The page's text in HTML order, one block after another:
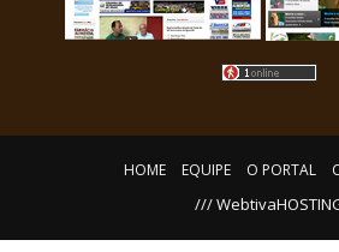
HOME EQUIPE O PORTAL
///